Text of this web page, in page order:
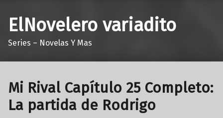
ElNovelero variadito
Series – Novelas Y Mas
Mi Rival Capítulo 25 Completo:
La partida de Rodrigo